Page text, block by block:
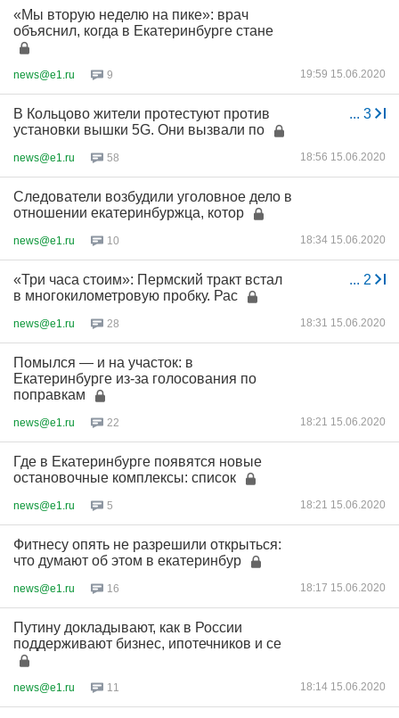
«Мы вторую неделю на пике»: врач
объяснил, когда в Екатеринбурге стане
news@e1.ru 9 19:59 15.06.2020
... 3
В Кольцово жители протестуют против
установки вышки 5G. Они вызвали по
news@e1.ru 58 18:56 15.06.2020
Следователи возбудили уголовное дело в
отношении екатеринбуржца, котор
news@e1.ru 10 18:34 15.06.2020
... 2
«Три часа стоим»: Пермский тракт встал
в многокилометровую пробку. Рас
news@e1.ru 28 18:31 15.06.2020
Помылся — и на участок: в
Екатеринбурге из-за голосования по
поправкам
news@e1.ru 22 18:21 15.06.2020
Где в Екатеринбурге появятся новые
остановочные комплексы: список
news@e1.ru 5 18:21 15.06.2020
Фитнесу опять не разрешили открыться:
что думают об этом в екатеринбур
news@e1.ru 16 18:17 15.06.2020
Путину докладывают, как в России
поддерживают бизнес, ипотечников и се
news@e1.ru 11 18:14 15.06.2020